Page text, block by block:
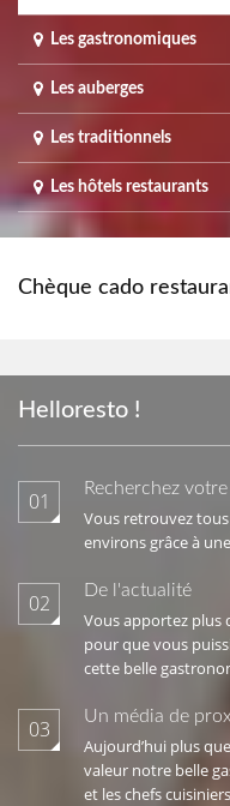
Les gastronomiques
Les auberges
Les traditionnels
Les hôtels restaurants
Chèque cado
Helloresto !
01 Recherchez
Vous retrouvez
environs grâce à
02 De l'actualité
Vous apportez plus
pour que vous
cette belle
03 Un média de
Aujourd’hui plus
valeur notre belle
et les chefs